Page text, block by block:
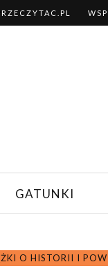
GATUNKI
O HISTORII I